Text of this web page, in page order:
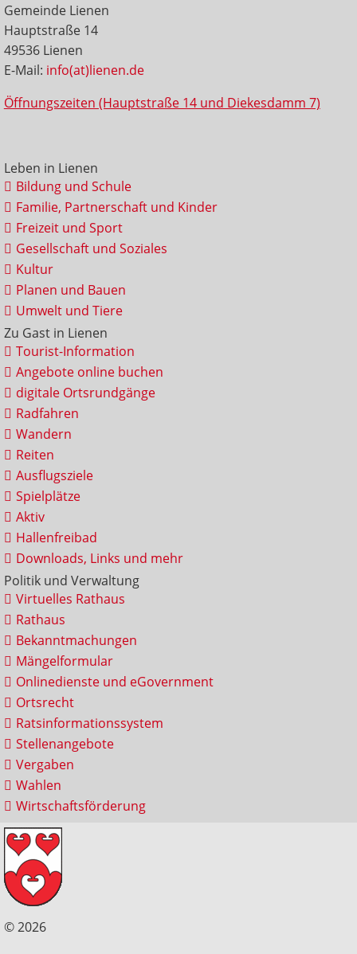
Gemeinde Lienen
Hauptstraße 14
49536 Lienen
E-Mail: info(at)lienen.de
Öffnungszeiten (Hauptstraße 14 und Diekesdamm 7)
Leben in Lienen
Bildung und Schule
Familie, Partnerschaft und Kinder
Freizeit und Sport
Gesellschaft und Soziales
Kultur
Planen und Bauen
Umwelt und Tiere
Zu Gast in Lienen
Tourist-Information
Angebote online buchen
digitale Ortsrundgänge
Radfahren
Wandern
Reiten
Ausflugsziele
Spielplätze
Aktiv
Hallenfreibad
Downloads, Links und mehr
Politik und Verwaltung
Virtuelles Rathaus
Rathaus
Bekanntmachungen
Mängelformular
Onlinedienste und eGovernment
Ortsrecht
Ratsinformationssystem
Stellenangebote
Vergaben
Wahlen
Wirtschaftsförderung
© 2026